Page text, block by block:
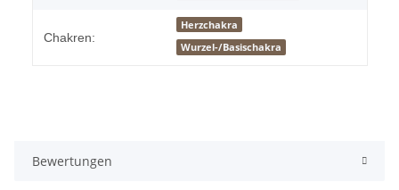
Chakren:
Herzchakra
Wurzel-/Basischakra
Bewertungen